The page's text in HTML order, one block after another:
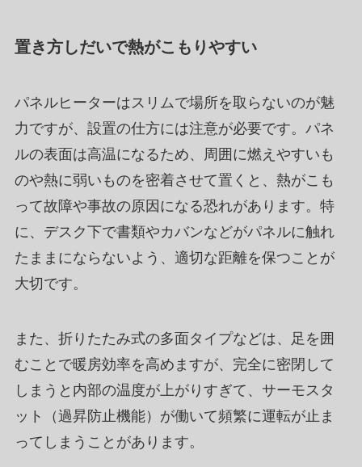
置き方しだいで熱がこもりやすい
パネルヒーターはスリムで場所を取らないのが魅
力ですが、設置の仕方には注意が必要です。パネ
ルの表面は高温になるため、周囲に燃えやすいも
のや熱に弱いものを密着させて置くと、熱がこも
って故障や事故の原因になる恐れがあります。特
に、デスク下で書類やカバンなどがパネルに触れ
たままにならないよう、適切な距離を保つことが
大切です。
また、折りたたみ式の多面タイプなどは、足を囲
むことで暖房効率を高めますが、完全に密閉して
しまうと内部の温度が上がりすぎて、サーモスタ
ット（過昇防止機能）が働いて頻繁に運転が止ま
ってしまうことがあります。